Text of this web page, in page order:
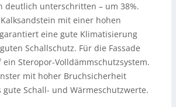
deutlich unterschritten – um 38%.
mit einer hohen
eine gute Klimatisierung
Schallschutz. Für die Fassade
Steropor-Volldämmschutzsystem.
mit hoher Bruchsicherheit
Schall- und Wärmeschutzwerte.